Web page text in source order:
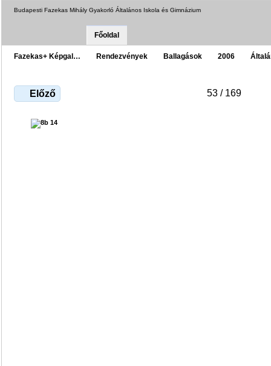
Budapesti Fazekas Mihály Gyakorló Általános Iskola és Gimnázium
Főoldal
Fazekas+ Képgal… Rendezvények Ballagások 2006
Előző 53 / 169